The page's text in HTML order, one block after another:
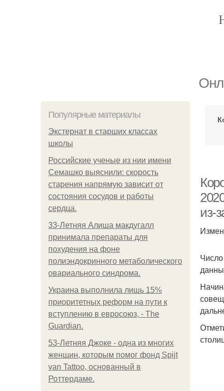
Популярные материалы
Экстернат в старших классах
школы
Российские ученые из нии имени
Семашко выяснили: скорость
старения напрямую зависит от
состояния сосудов и работы
сердца.
33-Летняя Алиша макдугалл
принимала препараты для
похудения на фоне
полиэндокринного метаболического
овариального синдрома.
Украина выполнила лишь 15%
приоритетных реформ на пути к
вступлению в евросоюз, - The
Guardian.
53-Летняя Джоке - одна из многих
женщин, которым помог фонд Spijt
van Tattoo, основанный в
Роттердаме.
из-